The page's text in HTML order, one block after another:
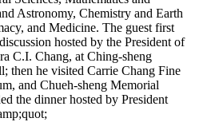
Astronomy, Chemistry and Earth
and Medicine. The guest first
hosted by the President of
C.I. Chang, at Ching-sheng
then he visited Carrie Chang Fine
and Chueh-sheng Memorial
the dinner hosted by President